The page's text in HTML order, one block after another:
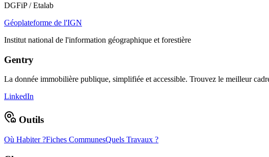
DGFiP / Etalab
Géoplateforme de l'IGN
Institut national de l'information géographique et forestière
Gentry
La donnée immobilière publique, simplifiée et accessible. Trouvez le meilleur
LinkedIn
Outils
Où Habiter ?Fiches CommunesQuels Travaux ?